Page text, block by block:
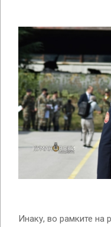
Инаку, во рамките на